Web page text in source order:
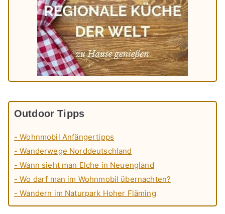
Outdoor Tipps
- Wohnmobil Anfängertipps
- Wanderwege Norddeutschland
- Wann sieht man Elche in Neuengland
- Wo darf man im Wohnmobil übernachten?
- Wandern im Naturpark Hoher Fläming